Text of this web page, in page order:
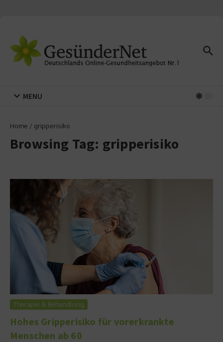
MENU
Home / gripperisiko
Browsing Tag: gripperisiko
Therapie & Behandlung
Hohes Gripperisiko für vorerkrankte
Menschen ab 60